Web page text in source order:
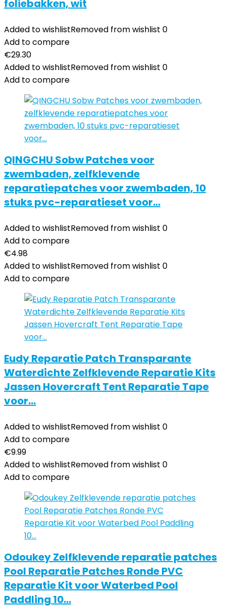
foliebakken, wit
Added to wishlistRemoved from wishlist 0
Add to compare
€29.30
Added to wishlistRemoved from wishlist 0
Add to compare
QINGCHU Sobw Patches voor
zwembaden, zelfklevende
reparatiepatches voor zwembaden, 10
stuks pvc-reparatieset voor…
Added to wishlistRemoved from wishlist 0
Add to compare
€4.98
Added to wishlistRemoved from wishlist 0
Add to compare
Eudy Reparatie Patch Transparante
Waterdichte Zelfklevende Reparatie Kits
Jassen Hovercraft Tent Reparatie Tape
voor…
Added to wishlistRemoved from wishlist 0
Add to compare
€9.99
Added to wishlistRemoved from wishlist 0
Add to compare
Odoukey Zelfklevende reparatie patches
Pool Reparatie Patches Ronde PVC
Reparatie Kit voor Waterbed Pool
Paddling 10…